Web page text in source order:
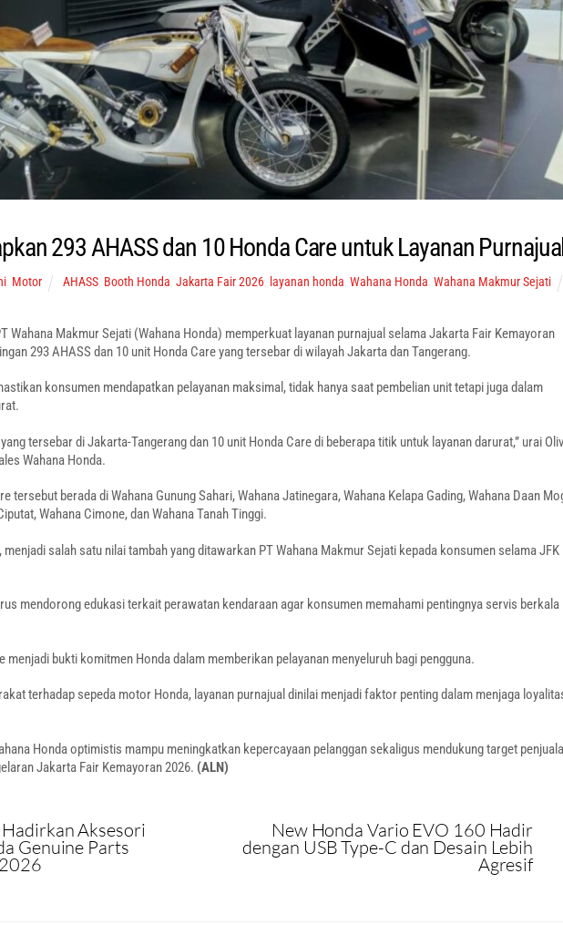
293 AHASS dan 10 Honda Care untuk Layanan
Motor AHASS Booth Honda ,Jakarta Fair 2026 layanan honda ,Wahana Honda ,Wahana Makmur Sejati
Wahana Makmur Sejati (Wahana Honda) memperkuat layanan purnajual selama Jakarta Fair Kemayoran
293 AHASS dan 10 unit Honda Care yang tersebar di wilayah Jakarta dan Tangerang.
konsumen mendapatkan pelayanan maksimal, tidak hanya saat pembelian unit tetapi juga dalam
tersebar di Jakarta-Tangerang dan 10 unit Honda Care di beberapa titik untuk layanan darurat,” urai
Wahana Honda.
tersebut berada di Wahana Gunung Sahari, Wahana Jatinegara, Wahana Kelapa Gading, Wahana Daan
Wahana Cimone, dan Wahana Tanah Tinggi.
menjadi salah satu nilai tambah yang ditawarkan PT Wahana Makmur Sejati kepada konsumen selama JFK
mendorong edukasi terkait perawatan kendaraan agar konsumen memahami pentingnya servis berkala
menjadi bukti komitmen Honda dalam memberikan pelayanan menyeluruh bagi pengguna.
terhadap sepeda motor Honda, layanan purnajual dinilai menjadi faktor penting dalam menjaga
Honda optimistis mampu meningkatkan kepercayaan pelanggan sekaligus mendukung target
Jakarta Fair Kemayoran 2026. (ALN)
Aksesori
Genuine Parts
New Honda Vario EVO 160 Hadir
dengan USB Type-C dan Desain Lebih
Agresif